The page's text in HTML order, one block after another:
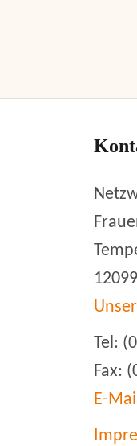
Tel:
Fax:
E-